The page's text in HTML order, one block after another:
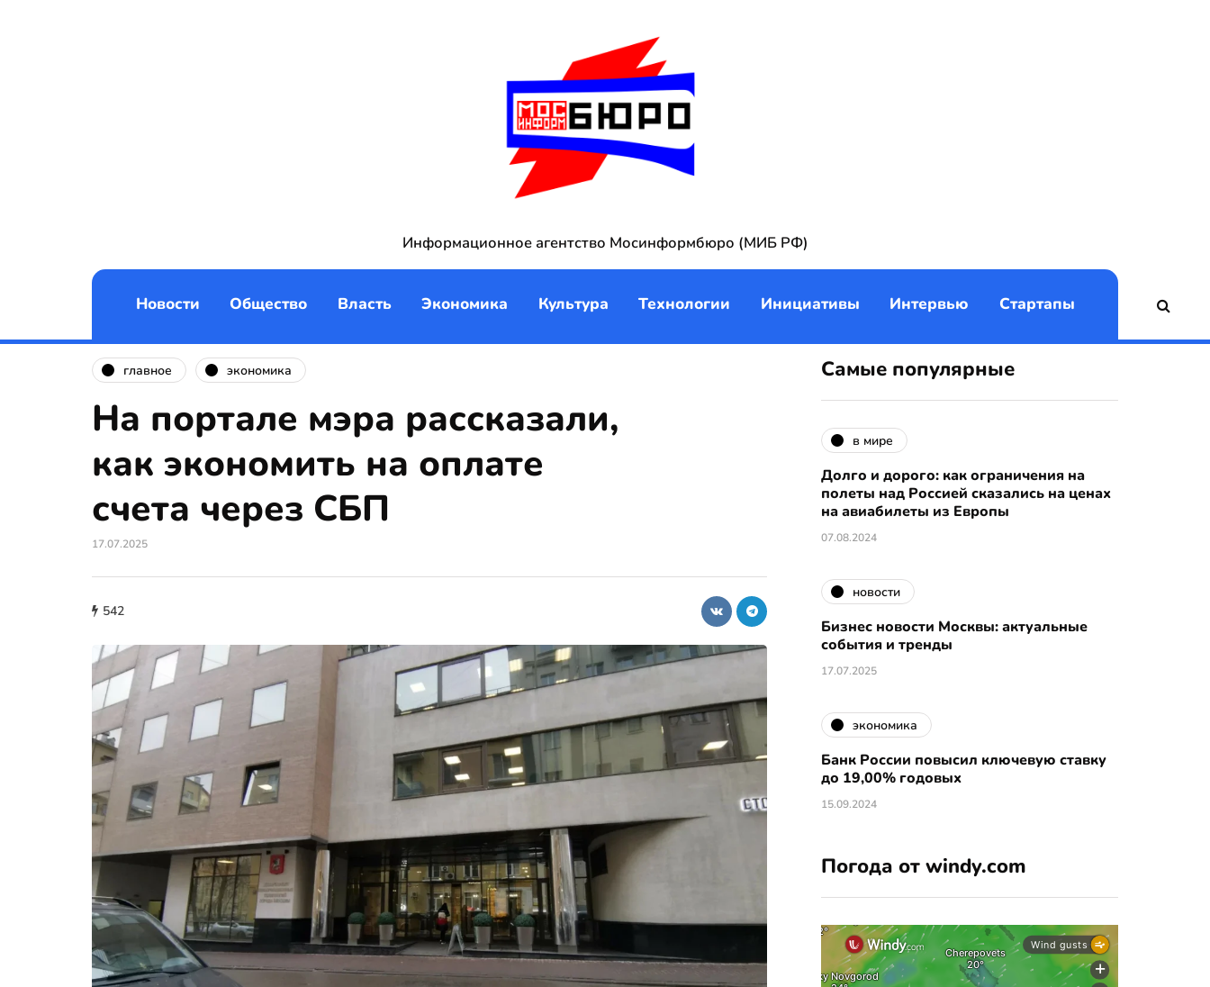
Информационное агентство Мосинформбюро (МИБ РФ)
Новости Общество Власть Экономика Культура Технологии Инициативы Интервью Стартапы
главное экономика
На портале мэра рассказали,
как экономить на оплате
счета через СБП
17.07.2025
542
Самые популярные
в мире
Долго и дорого: как ограничения на
полеты над Россией сказались на ценах
на авиабилеты из Европы
07.08.2024
новости
Бизнес новости Москвы: актуальные
события и тренды
17.07.2025
экономика
Банк России повысил ключевую ставку
до 19,00% годовых
15.09.2024
Погода от windy.com